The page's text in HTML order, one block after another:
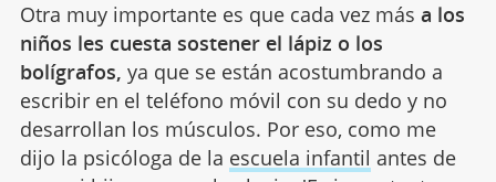
Otra muy importante es que cada vez más a los
niños les cuesta sostener el lápiz o los
bolígrafos, ya que se están acostumbrando a
escribir en el teléfono móvil con su dedo y no
desarrollan los músculos. Por eso, como me
dijo la psicóloga de la escuela infantil antes de